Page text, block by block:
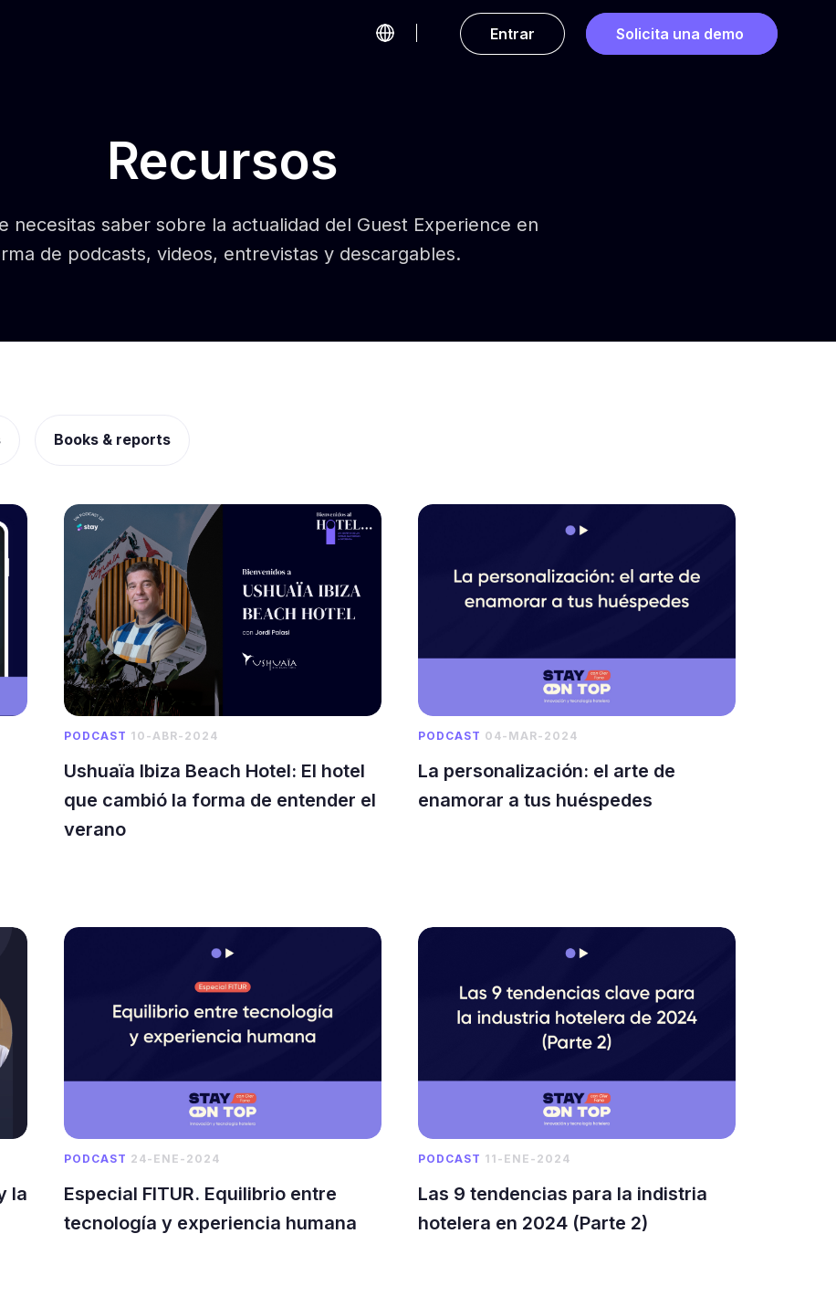
Entrar Solicita una demo
Recursos
necesitas saber sobre la actualidad del Guest Experience en
de podcasts, videos, entrevistas y descargables.
Books & reports
PODCAST 10-ABR-2024
Ushuaïa Ibiza Beach Hotel: El hotel
que cambió la forma de entender el
verano
PODCAST 04-MAR-2024
La personalización: el arte de
enamorar a tus huéspedes
la
PODCAST 24-ENE-2024
Especial FITUR. Equilibrio entre
tecnología y experiencia humana
PODCAST 11-ENE-2024
Las 9 tendencias para la indistria
hotelera en 2024 (Parte 2)